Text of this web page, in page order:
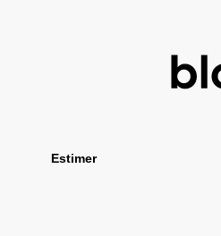
Estimer